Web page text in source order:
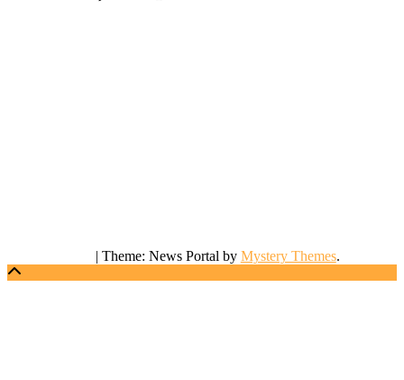
| Theme: News Portal by Mystery Themes.